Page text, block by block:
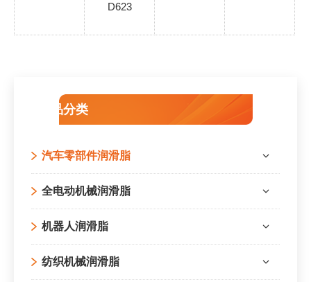
D623
产品分类
汽车零部件润滑脂
全电动机械润滑脂
机器人润滑脂
纺织机械润滑脂